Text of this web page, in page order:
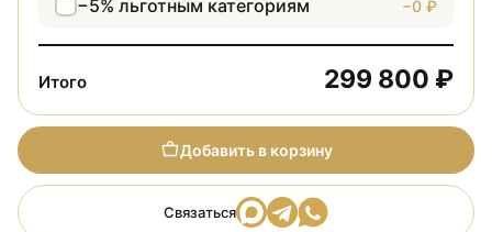
−5% льготным категориям −0 ₽
Итого 299 800 ₽
Добавить в корзину
Связаться